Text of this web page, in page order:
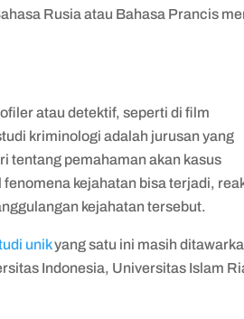
Rusia atau Bahasa Prancis
atau detektif, seperti di film
kriminologi adalah jurusan yang
tentang pemahaman akan kasus
kejahatan bisa terjadi,
kejahatan tersebut.
unikyang satu ini masih
Indonesia, Universitas Islam